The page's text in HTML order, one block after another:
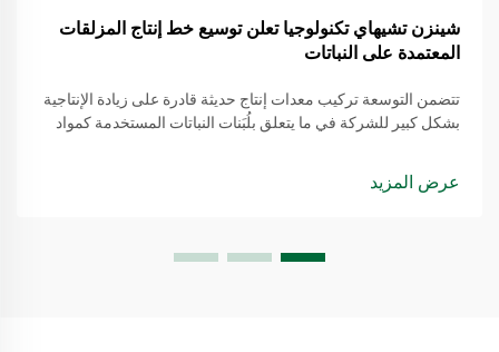
شينزن تشيهاي تكنولوجيا تعلن توسيع خط إنتاج المزلقات
المعتمدة على النباتات
تتضمن التوسعة تركيب معدات إنتاج حديثة قادرة على زيادة الإنتاجية
بشكل كبير للشركة في ما يتعلق بلُبَنات النباتات المستخدمة كمواد
عرض المزيد